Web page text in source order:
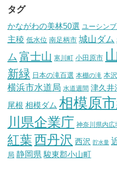
タグ
かながわの美林50選 ユーシン
主稜 低水位 南足柄市 城山ダム
ム 富士山 寒川町 小田原市
新緑 日本の滝百選 本棚の滝 本
横浜市水道局 水道週間 津久井
尾根 相模ダム 相模原
川県企業庁 神奈川県内広
紅葉西丹沢 西沢 貯水量
局 静岡県 駿東郡小山町